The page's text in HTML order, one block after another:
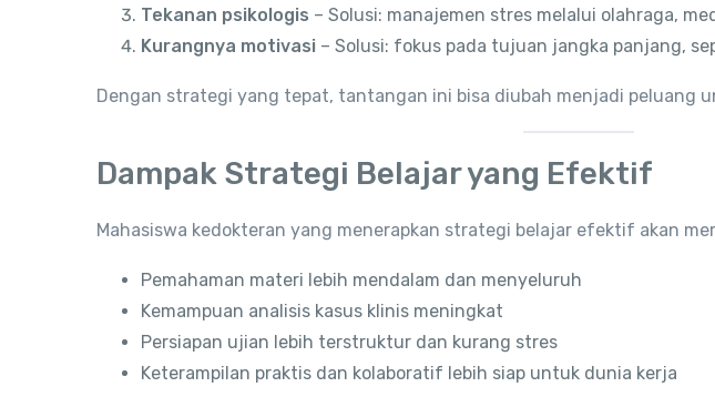
Tekanan psikologis – Solusi: manajemen stres melalui olahraga,
Kurangnya motivasi – Solusi: fokus pada tujuan jangka panjang,
Dengan strategi yang tepat, tantangan ini bisa diubah menjadi peluang
Dampak Strategi Belajar yang Efektif
Mahasiswa kedokteran yang menerapkan strategi belajar efektif akan
Pemahaman materi lebih mendalam dan menyeluruh
Kemampuan analisis kasus klinis meningkat
Persiapan ujian lebih terstruktur dan kurang stres
Keterampilan praktis dan kolaboratif lebih siap untuk dunia kerja